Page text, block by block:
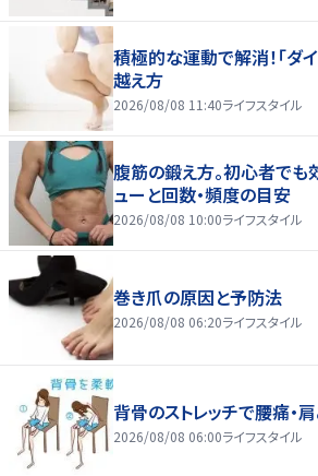
積極的な運動で解消！「ダ
越え方
2026/08/08 11:40ライフスタイル
腹筋の鍛え方。初心者でも
ューと回数・頻度の目安
2026/08/08 10:00ライフスタイル
巻き爪の原因と予防法
2026/08/08 06:20ライフスタイル
背骨のストレッチで腰痛・
2026/08/08 06:00ライフスタイル